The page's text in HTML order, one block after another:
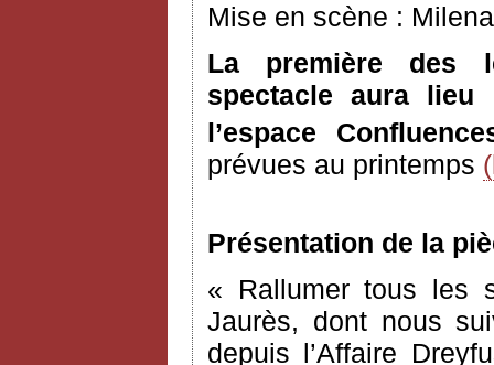
Mise en scène :
La première des
spectacle aura
l’espace
prévues au printemps
Présentation de la
« Rallumer tous les
Jaurès, dont nous
depuis l’Affaire